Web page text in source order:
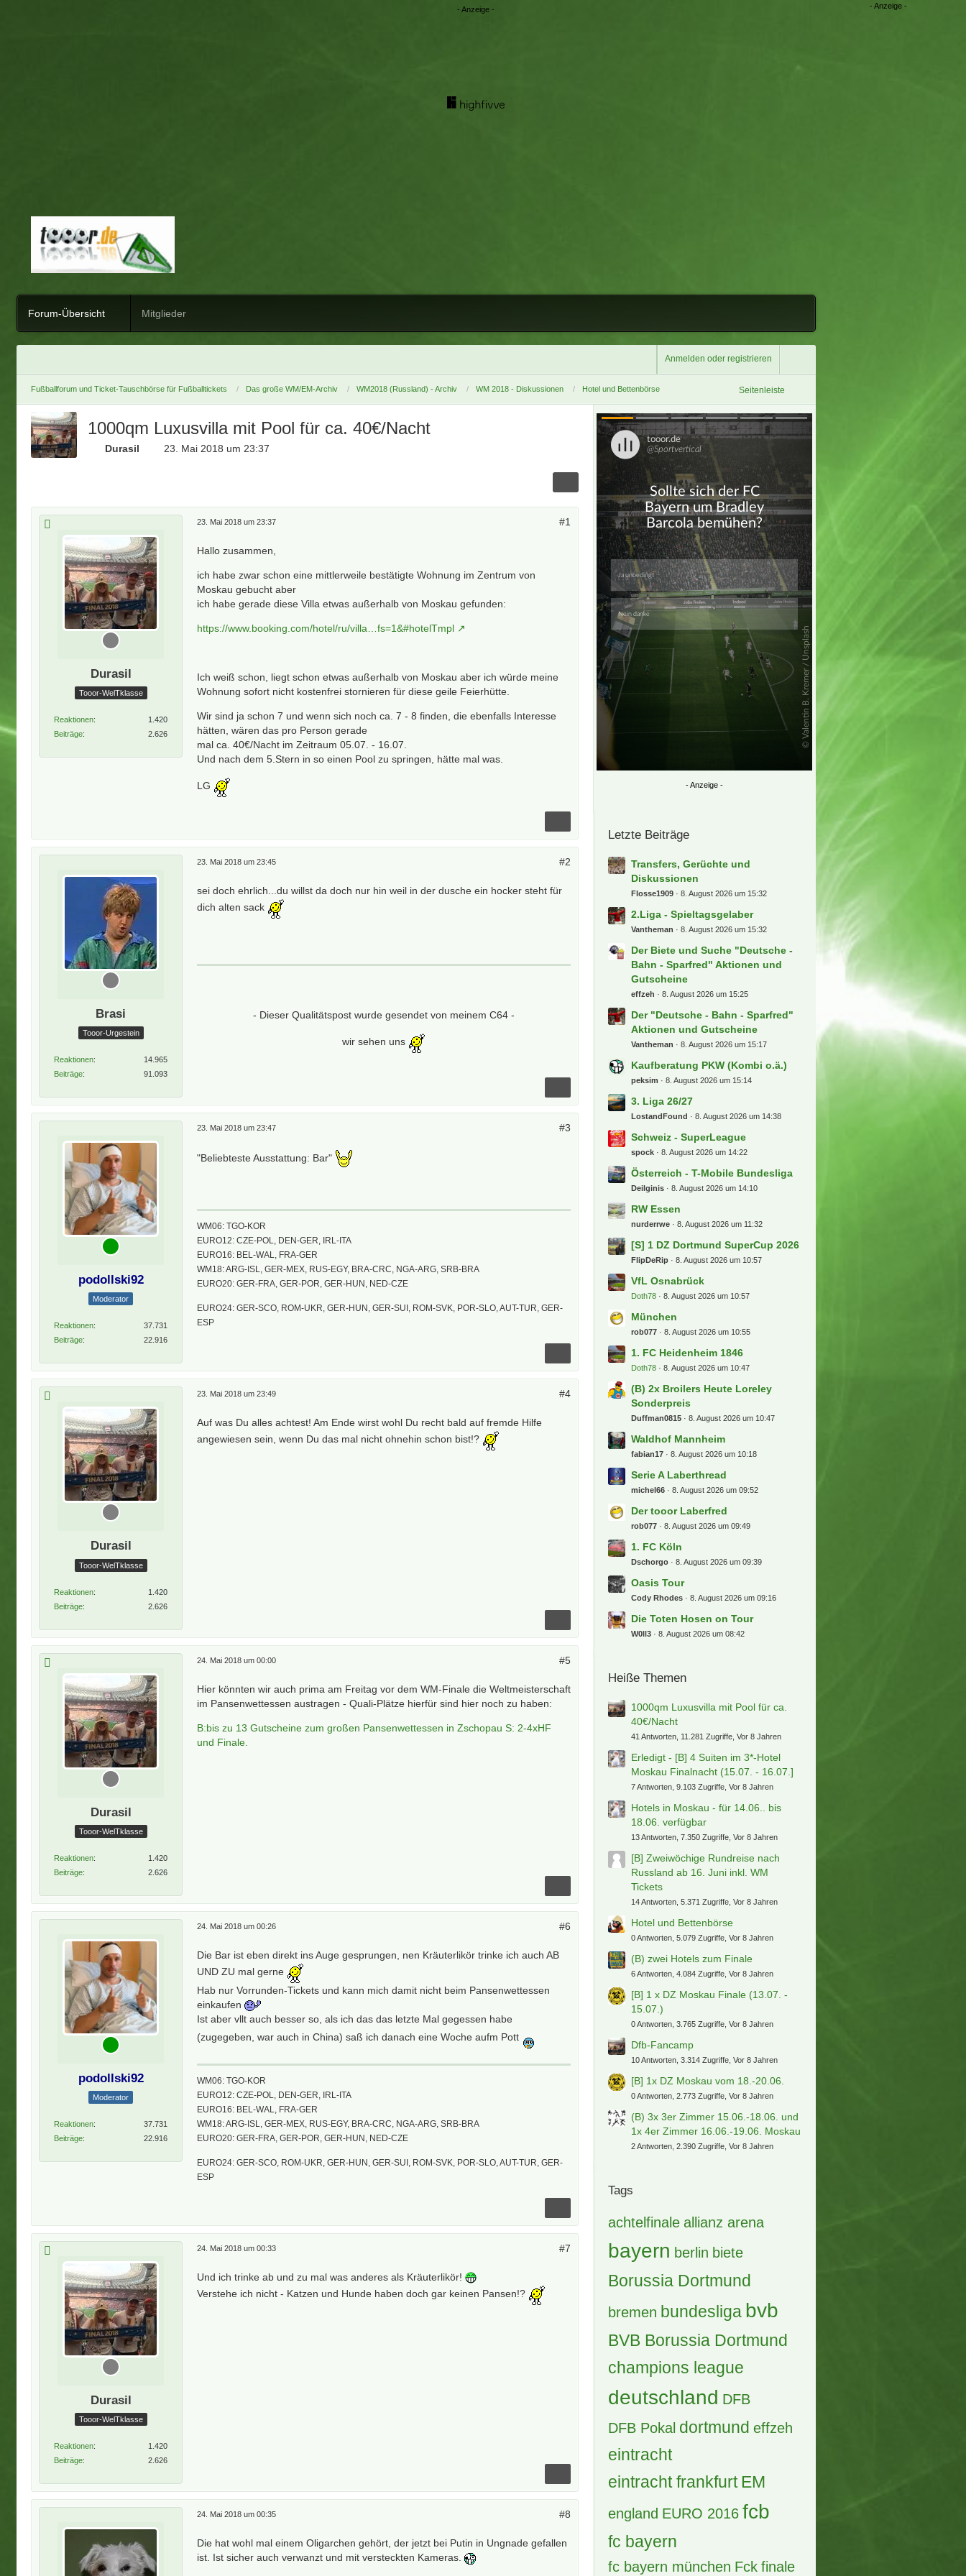
Forum-Übersicht Mitglieder
Anmelden oder registrieren
Fußballforum und Ticket-Tauschbörse für Fußballtickets Das große WM/EM-Archiv WM2018 (Russland) - Archiv WM 2018 - Diskussionen Hotel und Bettenbörse Seitenleiste
1000qm Luxusvilla mit Pool für ca. 40€/Nacht
Durasil 23. Mai 2018 um 23:37
Durasil
Tooor-WelTklasse
Reaktionen
1.420
Beiträge
2.626
23. Mai 2018 um 23:37 #1
Hallo zusammen,
ich habe zwar schon eine mittlerweile bestätigte Wohnung im Zentrum von
Moskau gebucht aber
ich habe gerade diese Villa etwas außerhalb von Moskau gefunden:
https://www.booking.com/hotel/ru/villa…fs=1&#hotelTmpl
Ich weiß schon, liegt schon etwas außerhalb von Moskau aber ich würde meine
Wohnung sofort nicht kostenfrei stornieren für diese geile Feierhütte.
Wir sind ja schon 7 und wenn sich noch ca. 7 - 8 finden, die ebenfalls Interesse
hätten, wären das pro Person gerade
mal ca. 40€/Nacht im Zeitraum 05.07. - 16.07.
Und nach dem 5.Stern in so einen Pool zu springen, hätte mal was.
LG
Brasi
Tooor-Urgestein
Reaktionen
14.965
Beiträge
91.093
23. Mai 2018 um 23:45 #2
sei doch ehrlich...du willst da doch nur hin weil in der dusche ein hocker steht für
dich alten sack
- Dieser Qualitätspost wurde gesendet von meinem C64 -
wir sehen uns
podollski92
Moderator
Reaktionen
37.731
Beiträge
22.916
23. Mai 2018 um 23:47 #3
"Beliebteste Ausstattung: Bar"
WM06: TGO-KOR
EURO12: CZE-POL, DEN-GER, IRL-ITA
EURO16: BEL-WAL, FRA-GER
WM18: ARG-ISL, GER-MEX, RUS-EGY, BRA-CRC, NGA-ARG, SRB-BRA
EURO20: GER-FRA, GER-POR, GER-HUN, NED-CZE
EURO24: GER-SCO, ROM-UKR, GER-HUN, GER-SUI, ROM-SVK, POR-SLO, AUT-TUR, GER-
ESP
Durasil
Tooor-WelTklasse
Reaktionen
1.420
Beiträge
2.626
23. Mai 2018 um 23:49 #4
Auf was Du alles achtest! Am Ende wirst wohl Du recht bald auf fremde Hilfe
angewiesen sein, wenn Du das mal nicht ohnehin schon bist!?
Durasil
Tooor-WelTklasse
Reaktionen
1.420
Beiträge
2.626
24. Mai 2018 um 00:00 #5
Hier könnten wir auch prima am Freitag vor dem WM-Finale die Weltmeisterschaft
im Pansenwettessen austragen - Quali-Plätze hierfür sind hier noch zu haben:
B:bis zu 13 Gutscheine zum großen Pansenwettessen in Zschopau S: 2-4xHF
und Finale.
podollski92
Moderator
Reaktionen
37.731
Beiträge
22.916
24. Mai 2018 um 00:26 #6
Die Bar ist eben direkt ins Auge gesprungen, nen Kräuterlikör trinke ich auch AB
UND ZU mal gerne
Hab nur Vorrunden-Tickets und kann mich damit nicht beim Pansenwettessen
einkaufen
Ist aber vllt auch besser so, als ich das das letzte Mal gegessen habe
(zugegeben, war auch in China) saß ich danach eine Woche aufm Pott
WM06: TGO-KOR
EURO12: CZE-POL, DEN-GER, IRL-ITA
EURO16: BEL-WAL, FRA-GER
WM18: ARG-ISL, GER-MEX, RUS-EGY, BRA-CRC, NGA-ARG, SRB-BRA
EURO20: GER-FRA, GER-POR, GER-HUN, NED-CZE
EURO24: GER-SCO, ROM-UKR, GER-HUN, GER-SUI, ROM-SVK, POR-SLO, AUT-TUR, GER-
ESP
Durasil
Tooor-WelTklasse
Reaktionen
1.420
Beiträge
2.626
24. Mai 2018 um 00:33 #7
Und ich trinke ab und zu mal was anderes als Kräuterlikör!
Verstehe ich nicht - Katzen und Hunde haben doch gar keinen Pansen!?
24. Mai 2018 um 00:35 #8
Die hat wohl mal einem Oligarchen gehört, der jetzt bei Putin in Ungnade gefallen
ist. Ist sicher auch verwanzt und mit versteckten Kameras.
Überspringen
Letzte Beiträge
Transfers, Gerüchte und
Diskussionen
Flosse1909 8. August 2026 um 15:32
2.Liga - Spieltagsgelaber
Vantheman 8. August 2026 um 15:32
Der Biete und Suche "Deutsche -
Bahn - Sparfred" Aktionen und
Gutscheine
effzeh 8. August 2026 um 15:25
Der "Deutsche - Bahn - Sparfred"
Aktionen und Gutscheine
Vantheman 8. August 2026 um 15:17
Kaufberatung PKW (Kombi o.ä.)
peksim 8. August 2026 um 15:14
3. Liga 26/27
LostandFound 8. August 2026 um 14:38
Schweiz - SuperLeague
spock 8. August 2026 um 14:22
Österreich - T-Mobile Bundesliga
Deilginis 8. August 2026 um 14:10
RW Essen
nurderrwe 8. August 2026 um 11:32
[S] 1 DZ Dortmund SuperCup 2026
FlipDeRip 8. August 2026 um 10:57
VfL Osnabrück
Doth78 8. August 2026 um 10:57
München
rob077 8. August 2026 um 10:55
1. FC Heidenheim 1846
Doth78 8. August 2026 um 10:47
(B) 2x Broilers Heute Loreley
Sonderpreis
Duffman0815 8. August 2026 um 10:47
Waldhof Mannheim
fabian17 8. August 2026 um 10:18
Serie A Laberthread
michel66 8. August 2026 um 09:52
Der tooor Laberfred
rob077 8. August 2026 um 09:49
1. FC Köln
Dschorgo 8. August 2026 um 09:39
Oasis Tour
Cody Rhodes 8. August 2026 um 09:16
Die Toten Hosen on Tour
W0ll3 8. August 2026 um 08:42
Heiße Themen
1000qm Luxusvilla mit Pool für ca.
40€/Nacht
41 Antworten, 11.281 Zugriffe, Vor 8 Jahren
Erledigt - [B] 4 Suiten im 3*-Hotel
Moskau Finalnacht (15.07. - 16.07.]
7 Antworten, 9.103 Zugriffe, Vor 8 Jahren
Hotels in Moskau - für 14.06.. bis
18.06. verfügbar
13 Antworten, 7.350 Zugriffe, Vor 8 Jahren
[B] Zweiwöchige Rundreise nach
Russland ab 16. Juni inkl. WM
Tickets
14 Antworten, 5.371 Zugriffe, Vor 8 Jahren
Hotel und Bettenbörse
0 Antworten, 5.079 Zugriffe, Vor 8 Jahren
(B) zwei Hotels zum Finale
6 Antworten, 4.084 Zugriffe, Vor 8 Jahren
[B] 1 x DZ Moskau Finale (13.07. -
15.07.)
0 Antworten, 3.765 Zugriffe, Vor 8 Jahren
Dfb-Fancamp
10 Antworten, 3.314 Zugriffe, Vor 8 Jahren
[B] 1x DZ Moskau vom 18.-20.06.
0 Antworten, 2.773 Zugriffe, Vor 8 Jahren
(B) 3x 3er Zimmer 15.06.-18.06. und
1x 4er Zimmer 16.06.-19.06. Moskau
2 Antworten, 2.390 Zugriffe, Vor 8 Jahren
Tags
achtelfinale allianz arena
bayern berlin biete
Borussia Dortmund
bremen bundesliga bvb
BVB Borussia Dortmund
champions league
deutschland DFB
DFB Pokal dortmund effzeh
eintracht
eintracht frankfurt EM
england EURO 2016 fcb
fc bayern
fc bayern münchen Fck finale